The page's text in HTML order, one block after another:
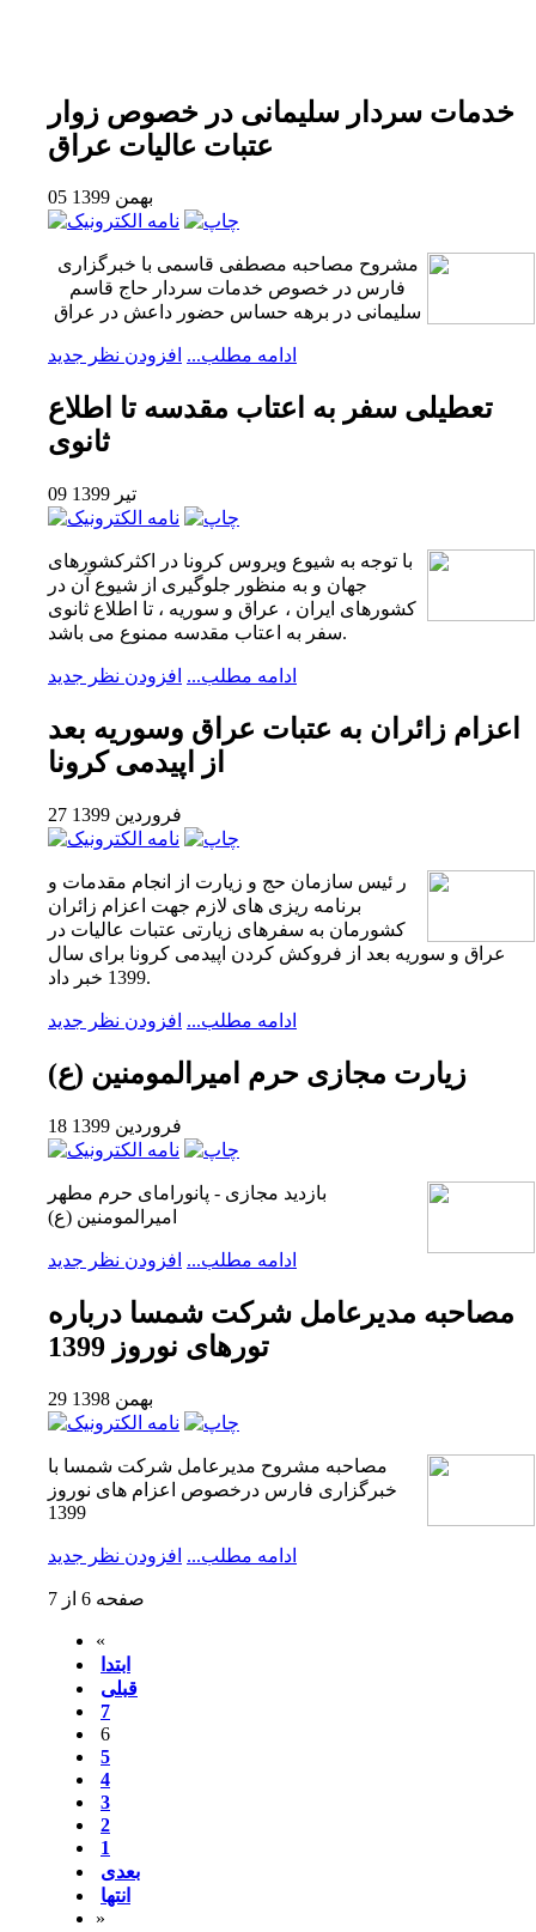
خدمات سردار سلیمانی در خصوص زوار
عتبات عالیات عراق
05 بهمن 1399
مشروح مصاحبه مصطفی قاسمی با خبرگزاری
فارس در خصوص خدمات سردار حاج قاسم
سلیمانی در برهه حساس حضور داعش در عراق
ادامه مطلب... افزودن نظر جدید
تعطیلی سفر به اعتاب مقدسه تا اطلاع
ثانوی
09 تیر 1399
با توجه به شیوع ویروس کرونا در اکثرکشورهای
جهان و به منظور جلوگیری از شیوع آن در
کشورهای ایران ، عراق و سوریه ، تا اطلاع ثانوی
سفر به اعتاب مقدسه ممنوع می باشد.
ادامه مطلب... افزودن نظر جدید
اعزام زائران به عتبات عراق وسوریه بعد
از اپیدمی کرونا
27 فروردين 1399
ر ئیس سازمان حج و زیارت از انجام مقدمات و
برنامه ریزی های لازم جهت اعزام زائران
کشورمان به سفرهای زیارتی عتبات عالیات در
عراق و سوریه بعد از فروکش کردن اپیدمی کرونا برای سال
1399 خبر داد.
ادامه مطلب... افزودن نظر جدید
زیارت مجازی حرم امیرالمومنین (ع)
18 فروردين 1399
بازدید مجازی - پانورامای حرم مطهر
امیرالمومنین (ع)
ادامه مطلب... افزودن نظر جدید
مصاحبه مدیرعامل شرکت شمسا درباره
تورهای نوروز 1399
29 بهمن 1398
مصاحبه مشروح مدیرعامل شرکت شمسا با
خبرگزاری فارس درخصوص اعزام های نوروز
1399
ادامه مطلب... افزودن نظر جدید
صفحه 6 از 7
«
ابتدا
قبلی
7
6
5
4
3
2
1
بعدی
انتها
»